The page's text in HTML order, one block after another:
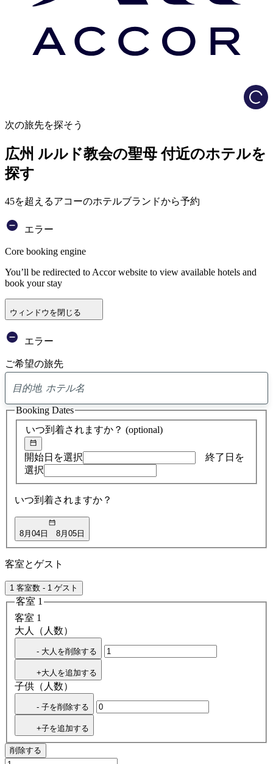
次の旅先を探そう
広州 ルルド教会の聖母 付近のホテルを
探す
45を超えるアコーのホテルブランドから予約
エラー
Core booking engine
You’ll be redirected to Accor website to view available hotels and
book your stay
ウィンドウを閉じる
エラー
ご希望の旅先
ア
ド
バ
イ
検
索
いつ到着されますか？ (optional)
開始日を選択
終了日を
選択
いつ到着されますか？
8月04日 8月05日
Booking Dates
客室とゲスト
1 客室数 - 1 ゲスト
客室 1
客室 1
大人（人数）
- 大人を削除する
+大人を追加する
子供（人数）
- 子を削除する
+子を追加する
削除する